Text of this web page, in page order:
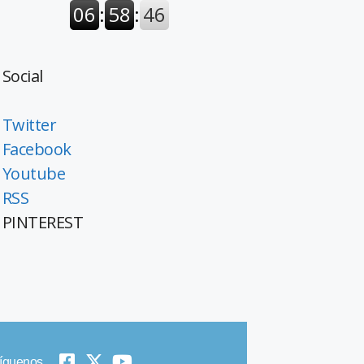
Social
Twitter
Facebook
Youtube
RSS
PINTEREST